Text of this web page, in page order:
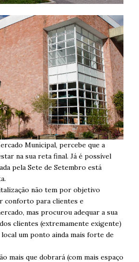
Municipal, percebe que a
na sua reta final. Já é possível
pela Sete de Setembro está
não tem por objetivo
conforto para clientes e
mas procurou adequar a sua
clientes (extremamente exigente)
um ponto ainda mais forte de
mais que dobrará (com mais espaço